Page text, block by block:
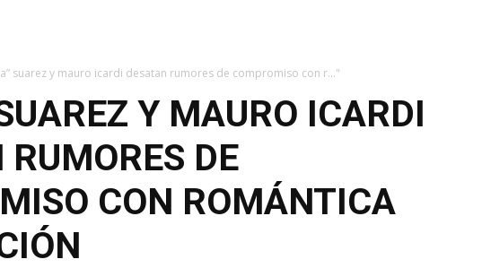
suarez y mauro icardi desatan rumores de compromiso con r..."
Y MAURO ICARDI
RUMORES DE
CON ROMÁNTICA